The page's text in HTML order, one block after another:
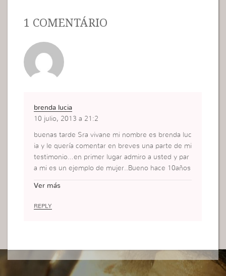
1 COMENTÁRIO
brenda lucia
10 julio, 2013 a 21:2
buenas tarde Sra vivane mi nombre es brenda luc
ia y le quería comentar en breves una parte de mi
testimonio…en primer lugar admiro a usted y par
a mi es un ejemplo de mujer..Bueno hace 10años
sura..crecí con ese trauma prácticamente ni a los
médicos me llevaban al se chica mi padres se sep
Ver más
REPLY